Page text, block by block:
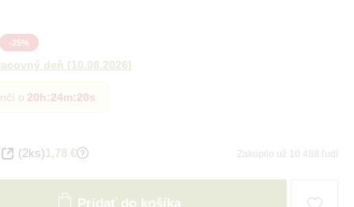
-25%
deň (10.08.2026)
o 20h:24m:18s
(2ks)1,78 € Zakúpilo už 10 488 ľudí
Pridať do košíka